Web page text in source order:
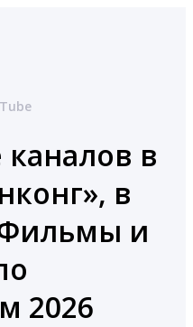
каналов в
в
и
2026